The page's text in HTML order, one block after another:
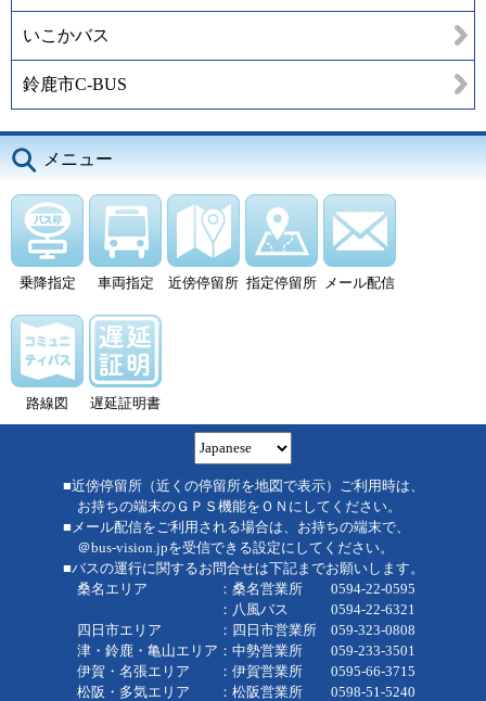
いこかバス
鈴鹿市C-BUS
メニュー
乗降指定 車両指定 近傍停留所 指定停留所 メール配信
路線図 遅延証明書
■近傍停留所（近くの停留所を地図で表示）ご利用時は、
お持ちの端末のＧＰＳ機能をＯＮにしてください。
■メール配信をご利用される場合は、お持ちの端末で、
＠bus-vision.jpを受信できる設定にしてください。
■バスの運行に関するお問合せは下記までお願いします。
桑名エリア ：桑名営業所 0594-22-0595
：八風バス 0594-22-6321
四日市エリア ：四日市営業所 059-323-0808
津・鈴鹿・亀山エリア：中勢営業所 059-233-3501
伊賀・名張エリア ：伊賀営業所 0595-66-3715
松阪・多気エリア ：松阪営業所 0598-51-5240